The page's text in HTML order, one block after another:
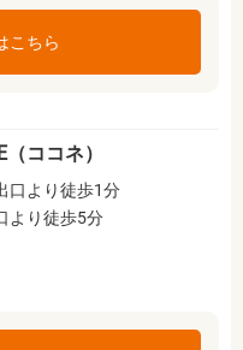
こちら
ココネ）
口より徒歩1分
より徒歩5分